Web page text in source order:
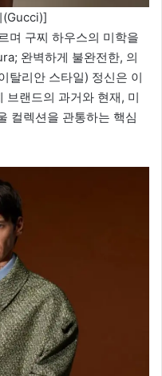
(Gucci)]
며 구찌 하우스의 미학을
완벽하게 불완전한, 의
탈리안 스타일) 정신은 이
브랜드의 과거와 현재, 미
컬렉션을 관통하는 핵심